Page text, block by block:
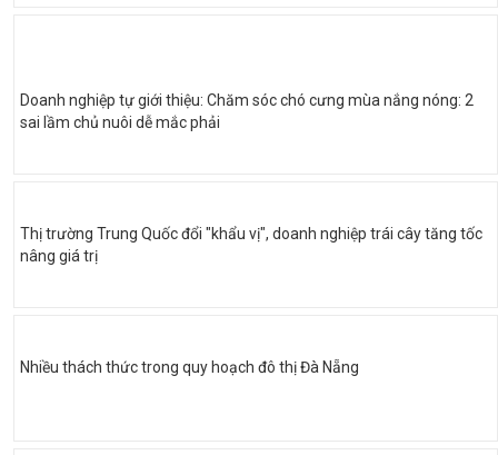
Doanh nghiệp tự giới thiệu: Chăm sóc chó cưng mùa nắng nóng: 2
sai lầm chủ nuôi dễ mắc phải
Thị trường Trung Quốc đổi "khẩu vị", doanh nghiệp trái cây tăng tốc
nâng giá trị
Nhiều thách thức trong quy hoạch đô thị Đà Nẵng